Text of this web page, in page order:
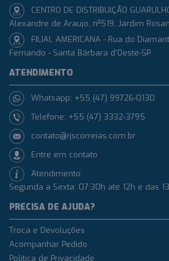
CENTRO DE DISTRIBUIÇÃO
Alexandre de Araujo, nº519, Jardim
FILIAL AMERICANA - Rua do
Fernando - Santa Bárbara d'Oeste-SP
ATENDIMENTO
Whatsapp: +55 (47) 99726-0130
Telefone: +55 (47) 3332-3795
contato@rjscorreias.com.br
Entre em contato
Atendimento:
Segunda a Sexta: 07:30h até 12h e das
PRECISA DE AJUDA?
Troca e Devoluções
Acompanhar Pedido
Política de Privacidade